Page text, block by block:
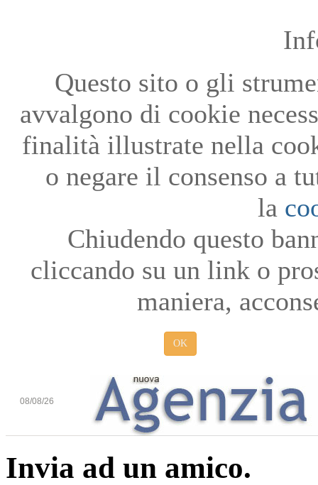
Questo sito o gli
avvalgono di cookie
finalità illustrate nella
o negare il consenso a
la
Chiudendo questo
cliccando su un link o
maniera,
OK
08/08/26
Invia ad un amico.